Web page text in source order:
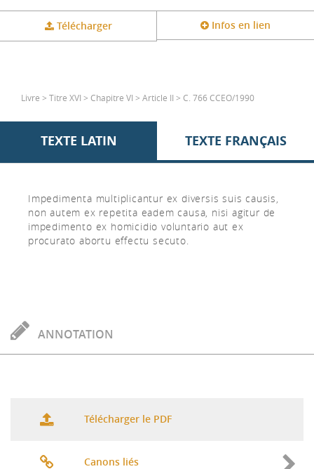
Télécharger Infos en lien
Livre > Titre XVI > Chapitre VI > Article II > C. 766 CCEO/1990
TEXTE LATIN TEXTE FRANÇAIS
Impedimenta multiplicantur ex diversis suis causis,
non autem ex repetita eadem causa, nisi agitur de
impedimento ex homicidio voluntario aut ex
procurato abortu effectu secuto.
ANNOTATION
Télécharger le PDF
Canons liés